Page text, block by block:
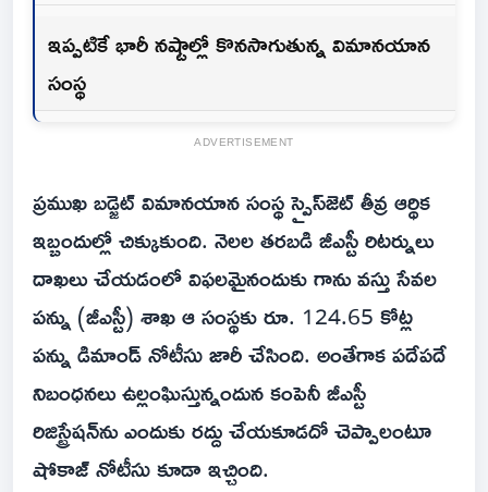
ఇప్పటికే భారీ నష్టాల్లో కొనసాగుతున్న విమానయాన
సంస్థ
ADVERTISEMENT
ప్రముఖ బడ్జెట్ విమానయాన సంస్థ స్పైస్‌జెట్ తీవ్ర ఆర్థిక
ఇబ్బందుల్లో చిక్కుకుంది. నెలల తరబడి జీఎస్టీ రిటర్నులు
దాఖలు చేయడంలో విఫలమైనందుకు గాను వస్తు సేవల
పన్ను (జీఎస్టీ) శాఖ ఆ సంస్థకు రూ. 124.65 కోట్ల
పన్ను డిమాండ్ నోటీసు జారీ చేసింది. అంతేగాక‌ పదేపదే
నిబంధనలు ఉల్లంఘిస్తున్నందున కంపెనీ జీఎస్టీ
రిజిస్ట్రేషన్‌ను ఎందుకు రద్దు చేయకూడదో చెప్పాలంటూ
షోకాజ్ నోటీసు కూడా ఇచ్చింది.